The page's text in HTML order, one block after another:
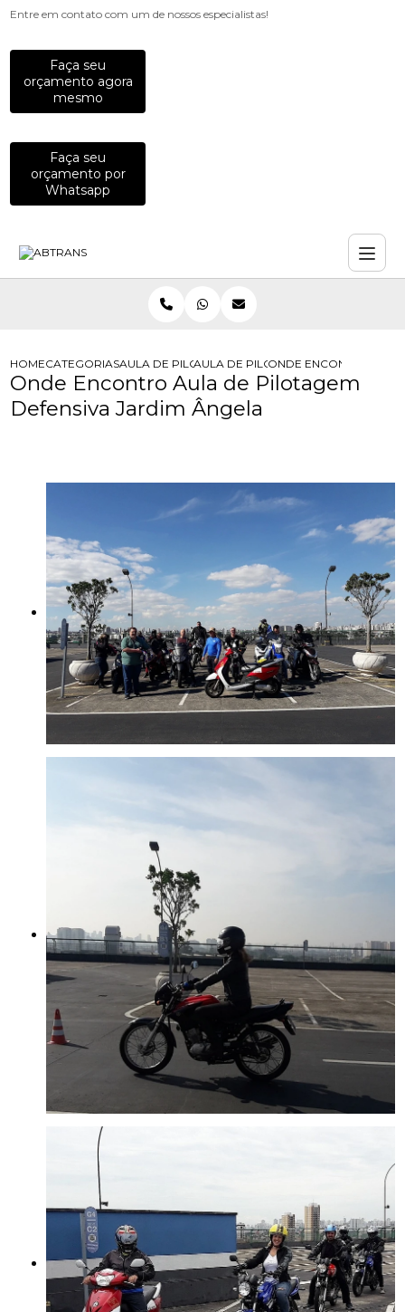
Entre em contato com um de nossos especialistas!
Faça seu
orçamento agora
mesmo
Faça seu
orçamento por
Whatsapp
HOMECATEGORIASAULA DE PILOTAGEMAULA DE PILOTAGEM DEFENSIVA
ONDE ENCONTRO
Onde Encontro Aula de Pilotagem
Defensiva Jardim Ângela